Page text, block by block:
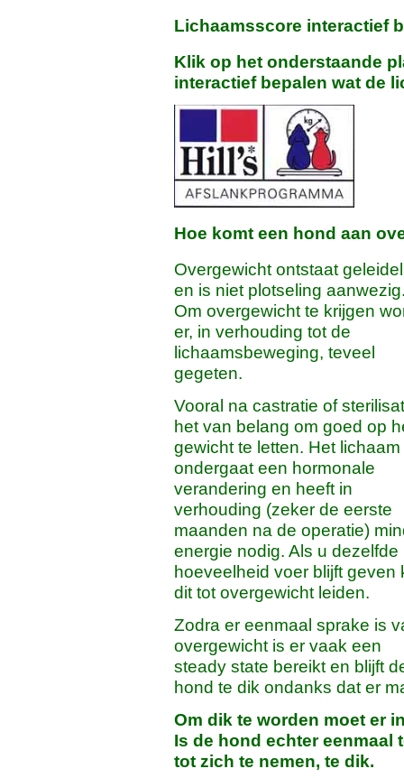
Lichaamsscore interactief
Klik op het onderstaande
interactief bepalen wat de
Hoe komt een hond aan
Overgewicht ontstaat
en is niet plotseling
Om overgewicht te krijgen
er, in verhouding tot de
lichaamsbeweging, teveel
gegeten.
Vooral na castratie of
het van belang om goed op
gewicht te letten. Het lichaam
ondergaat een hormonale
verandering en heeft in
verhouding (zeker de eerste
maanden na de operatie)
energie nodig. Als u dezelfde
hoeveelheid voer blijft geven
dit tot overgewicht leiden.
Zodra er eenmaal sprake is
overgewicht is er vaak een
steady state bereikt en blijft
hond te dik ondanks dat er
Om dik te worden moet er
Is de hond echter eenmaal
tot zich te nemen, te dik.